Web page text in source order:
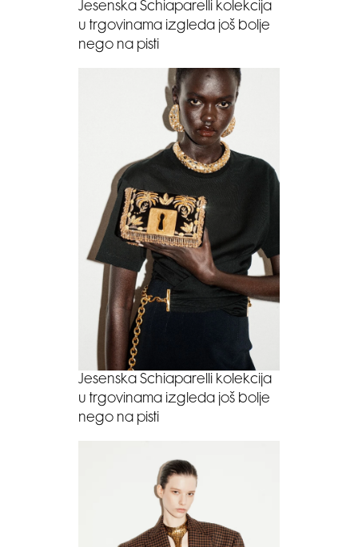
Jesenska Schiaparelli kolekcija
u trgovinama izgleda još bolje
nego na pisti
Jesenska Schiaparelli kolekcija
u trgovinama izgleda još bolje
nego na pisti